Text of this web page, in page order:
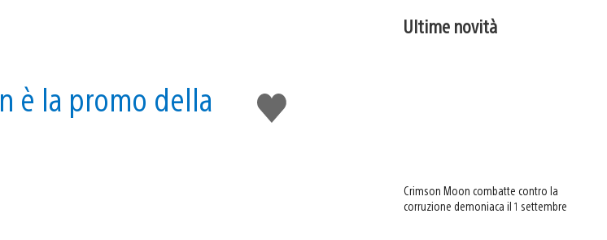
Mi
piace
è la promo della
Ultime novità
Crimson Moon combatte contro la
corruzione demoniaca il 1 settembre